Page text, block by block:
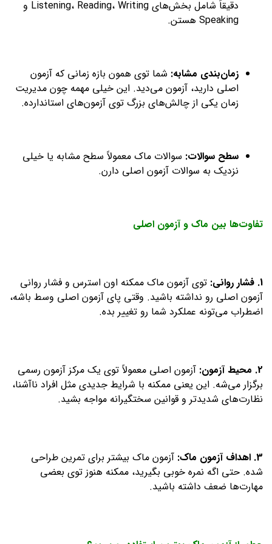
دقیقاً شامل بخش‌های Listening، Reading، Writing و
Speaking هستن.
زمان‌بندی مشابه: شما توی همون بازه زمانی که آزمون
اصلی دارید، آزمون می‌دید. این خیلی مهمه چون مدیریت
زمان یکی از چالش‌های بزرگ توی آزمون‌های استاندارده.
سطح سوالات: سوالات ماک معمولاً سطح مشابه یا خیلی
نزدیک به سوالات آزمون اصلی دارن.
تفاوت‌ها بین ماک و آزمون اصلی
1. فشار روانی : توی آزمون ماک ممکنه اون استرس و فشار روانی
آزمون اصلی رو نداشته باشید. وقتی پای آزمون اصلی وسط باشه،
اضطراب می‌تونه عملکرد شما رو تغییر بده.
2. محیط آزمون : آزمون اصلی معمولاً توی یک مرکز آزمون رسمی
برگزار می‌شه. این یعنی ممکنه با شرایط جدیدی مثل افراد ناآشنا،
نظارت‌های شدیدتر و قوانین سختگیرانه مواجه بشید.
3. اهداف آزمون ماک : آزمون ماک بیشتر برای تمرین طراحی
شده. حتی اگه نمره خوبی بگیرید، ممکنه هنوز توی بعضی
مهارت‌ها ضعف داشته باشید.